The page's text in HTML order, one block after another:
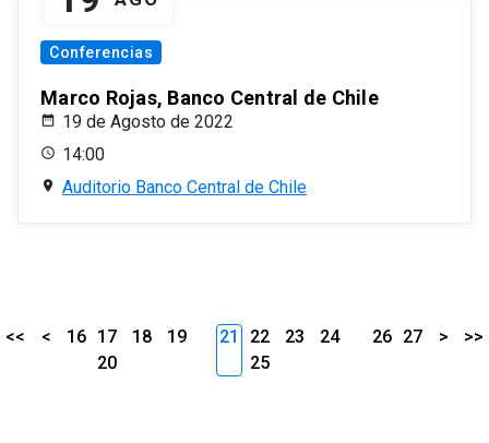
Conferencias
Marco Rojas, Banco Central de Chile
19 de Agosto de 2022
14:00
Auditorio Banco Central de Chile
<< < 16 17 18
19
20
21 22 23
24
25
26 27 > >>